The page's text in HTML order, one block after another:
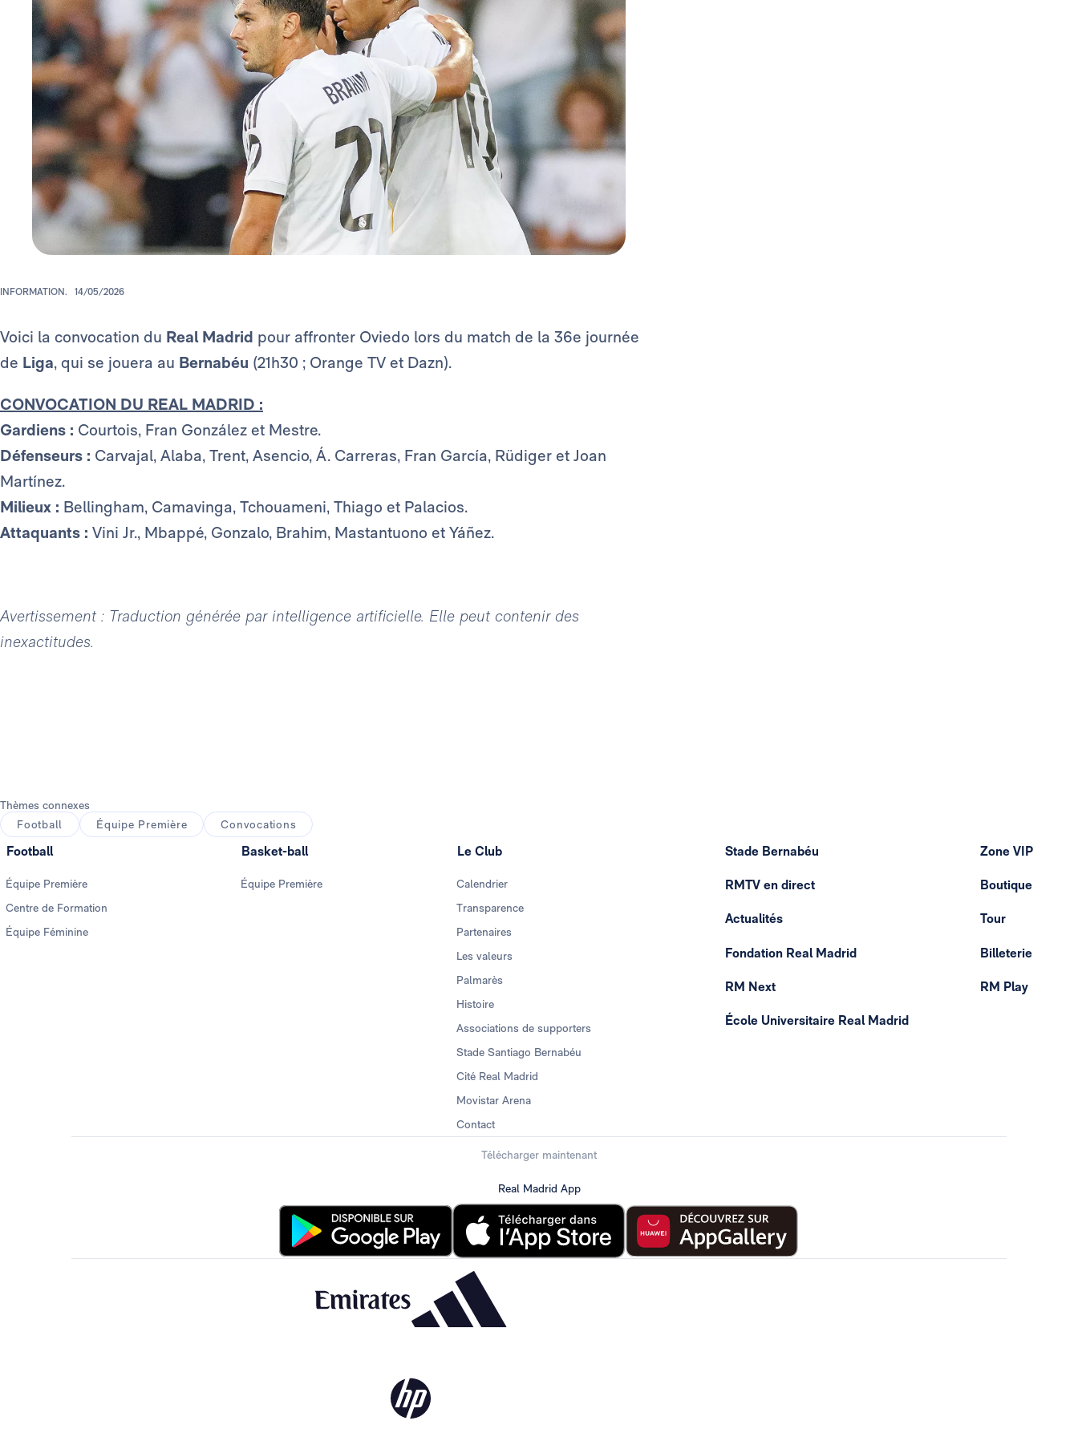
INFORMATION. 14/05/2026
Voici la convocation du Real Madrid pour affronter Oviedo lors du match de la 36e journée
de Liga, qui se jouera au Bernabéu (21h30 ; Orange TV et Dazn).
CONVOCATION DU REAL MADRID :
Gardiens : Courtois, Fran González et Mestre.
Défenseurs : Carvajal, Alaba, Trent, Asencio, Á. Carreras, Fran García, Rüdiger et Joan
Martínez.
Milieux : Bellingham, Camavinga, Tchouameni, Thiago et Palacios.
Attaquants : Vini Jr., Mbappé, Gonzalo, Brahim, Mastantuono et Yáñez.
Avertissement : Traduction générée par intelligence artificielle. Elle peut contenir des
inexactitudes.
Thèmes connexes
Football
Équipe Première Convocations
Football
Équipe Première
Centre de Formation
Équipe Féminine
Basket-ball
Équipe Première
Le Club
Calendrier
Transparence
Partenaires
Les valeurs
Palmarès
Histoire
Associations de supporters
Stade Santiago Bernabéu
Cité Real Madrid
Movistar Arena
Contact
Stade Bernabéu
RMTV en direct
Actualités
Fondation Real Madrid
RM Next
École Universitaire Real Madrid
Zone VIP
Boutique
Tour
Billeterie
RM Play
Télécharger maintenant
Real Madrid App